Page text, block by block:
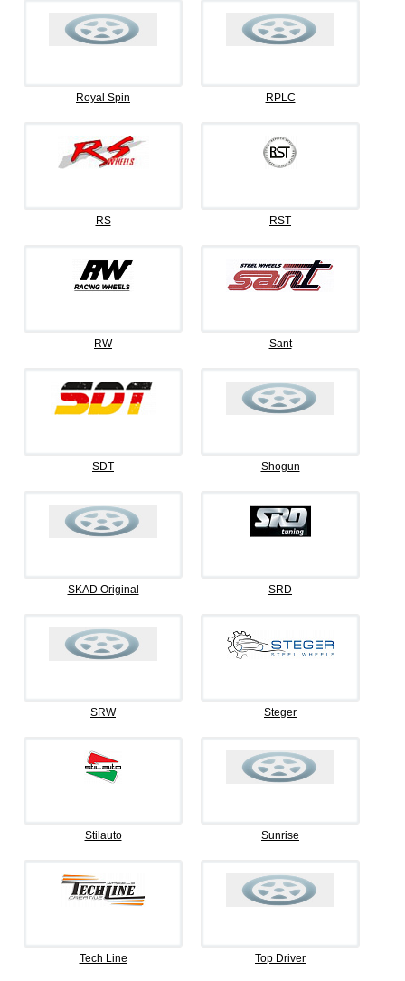
Royal Spin RPLC
RS RST
RW Sant
SDT Shogun
SKAD Original SRD
SRW Steger
Stilauto Sunrise
Tech Line Top Driver